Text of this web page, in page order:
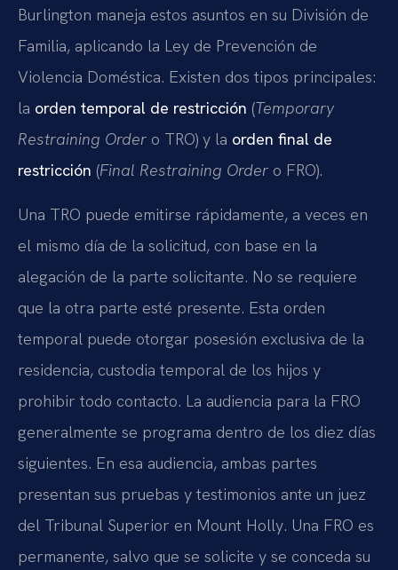
Burlington maneja estos asuntos en su División de
Familia, aplicando la Ley de Prevención de
Violencia Doméstica. Existen dos tipos principales:
la orden temporal de restricción (Temporary
Restraining Order o TRO) y la orden final de
restricción (Final Restraining Order o FRO).
Una TRO puede emitirse rápidamente, a veces en
el mismo día de la solicitud, con base en la
alegación de la parte solicitante. No se requiere
que la otra parte esté presente. Esta orden
temporal puede otorgar posesión exclusiva de la
residencia, custodia temporal de los hijos y
prohibir todo contacto. La audiencia para la FRO
generalmente se programa dentro de los diez días
siguientes. En esa audiencia, ambas partes
presentan sus pruebas y testimonios ante un juez
del Tribunal Superior en Mount Holly. Una FRO es
permanente, salvo que se solicite y se conceda su